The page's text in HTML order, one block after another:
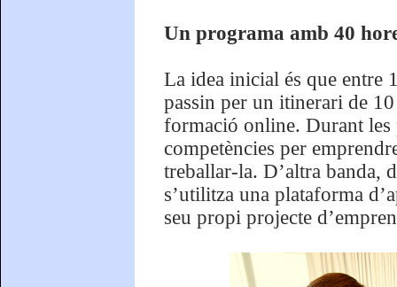
Un programa amb 40
La idea inicial és que entre
passin per un itinerari de
formació online. Durant les
competències per
treballar-la. D’altra banda,
s’utilitza una plataforma
seu propi projecte